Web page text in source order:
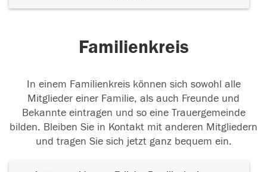
Familienkreis
In einem Familienkreis können sich sowohl alle
Mitglieder einer Familie, als auch Freunde und
Bekannte eintragen und so eine Trauergemeinde
bilden. Bleiben Sie in Kontakt mit anderen Mitgliedern
und tragen Sie sich jetzt ganz bequem ein.